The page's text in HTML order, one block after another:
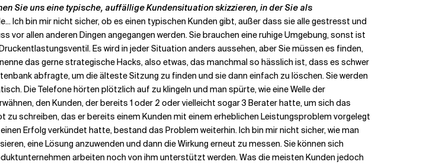
Sie uns eine typische, auffällige Kundensituation skizzieren, in der Sie als
Ich bin mir nicht sicher, ob es einen typischen Kunden gibt, außer dass sie alle gestresst und
allen anderen Dingen angegangen werden. Sie brauchen eine ruhige Umgebung, sonst ist
Es wird in jeder Situation anders aussehen, aber Sie müssen es finden,
das gerne strategische Hacks, also etwas, das manchmal so hässlich ist, dass es schwer
abfragte, um die älteste Sitzung zu finden und sie dann einfach zu löschen. Sie werden
Die Telefone hörten plötzlich auf zu klingeln und man spürte, wie eine Welle der
den Kunden, der bereits 1 oder 2 oder vielleicht sogar 3 Berater hatte, um sich das
schreiben, das er bereits einem Kunden mit einem erheblichen Leistungsproblem vorgelegt
Erfolg verkündet hatte, bestand das Problem weiterhin. Ich bin mir nicht sicher, wie man
eine Lösung anzuwenden und dann die Wirkung erneut zu messen. Sie können sich
arbeiten noch von ihm unterstützt werden. Was die meisten Kunden jedoch